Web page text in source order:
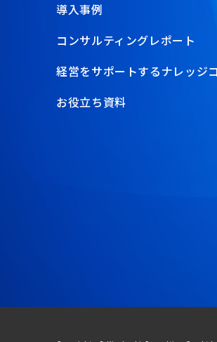
導入事例
コンサルティングレポート
経営をサポートするナレッジ
お役立ち資料